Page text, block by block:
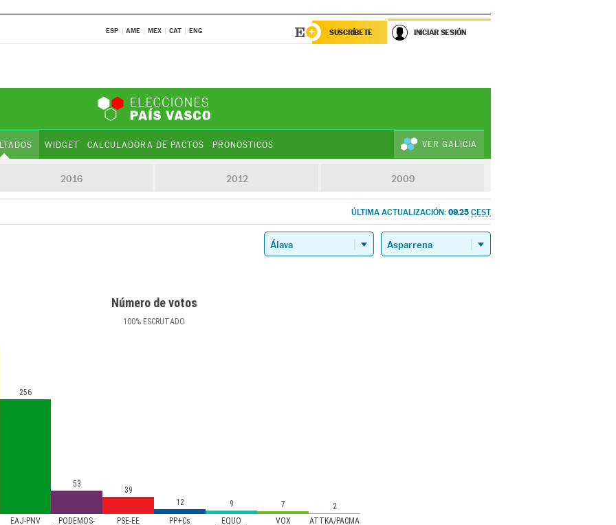
ESP AME MEX CAT ENG SUSCRÍBETE INICIAR SESIÓN
WIDGET CALCULADORA DE PACTOS PRONOSTICOS VER GALICIA
2016 2012 2009
ÚLTIMA ACTUALIZACIÓN: 09.25 CEST
Número de votos
100% ESCRUTADO
EAJ-PNV
PODEMOS-
PSE-EE PP+Cs
EQUO
VOX ATTKA/PACMA
256
53
39
12
9 7 2